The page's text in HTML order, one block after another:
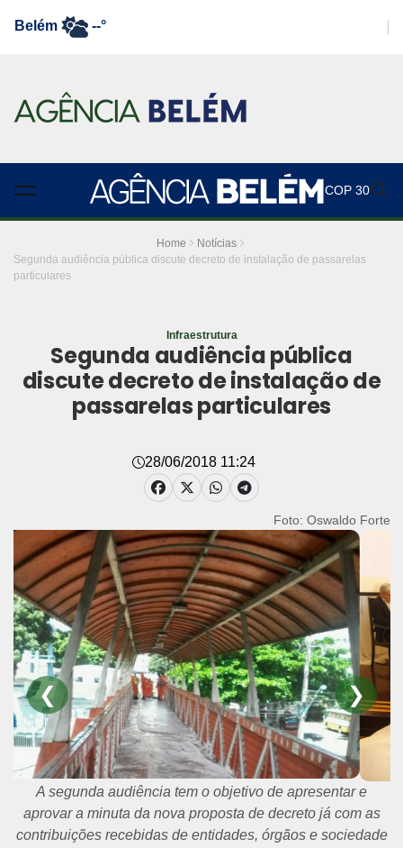
Belém --°
COP 30
Home
Notícias
Segunda audiência pública discute decreto de instalação de passarelas
particulares
Infraestrutura
Segunda audiência pública
discute decreto de instalação de
passarelas particulares
28/06/2018 11:24
Foto: Oswaldo Forte
❮ ❯
A segunda audiência tem o objetivo de apresentar e
aprovar a minuta da nova proposta de decreto já com as
contribuições recebidas de entidades, órgãos e sociedade